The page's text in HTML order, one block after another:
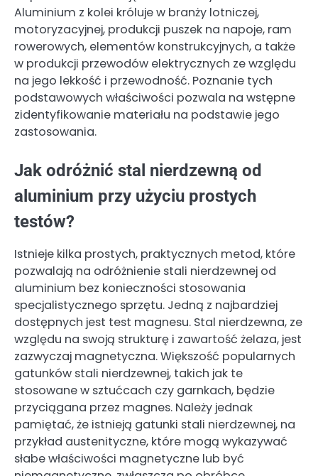
Aluminium z kolei króluje w branży lotniczej,
motoryzacyjnej, produkcji puszek na napoje, ram
rowerowych, elementów konstrukcyjnych, a także
w produkcji przewodów elektrycznych ze względu
na jego lekkość i przewodność. Poznanie tych
podstawowych właściwości pozwala na wstępne
zidentyfikowanie materiału na podstawie jego
zastosowania.
Jak odróżnić stal nierdzewną od
aluminium przy użyciu prostych
testów?
Istnieje kilka prostych, praktycznych metod, które
pozwalają na odróżnienie stali nierdzewnej od
aluminium bez konieczności stosowania
specjalistycznego sprzętu. Jedną z najbardziej
dostępnych jest test magnesu. Stal nierdzewna, ze
względu na swoją strukturę i zawartość żelaza, jest
zazwyczaj magnetyczna. Większość popularnych
gatunków stali nierdzewnej, takich jak te
stosowane w sztućcach czy garnkach, będzie
przyciągana przez magnes. Należy jednak
pamiętać, że istnieją gatunki stali nierdzewnej, na
przykład austenityczne, które mogą wykazywać
słabe właściwości magnetyczne lub być